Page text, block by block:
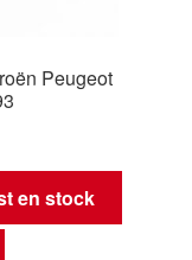
Peugeot
en stock